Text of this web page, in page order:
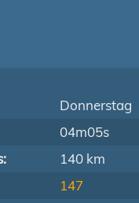
Donnerstag
04m05s
140 km
147